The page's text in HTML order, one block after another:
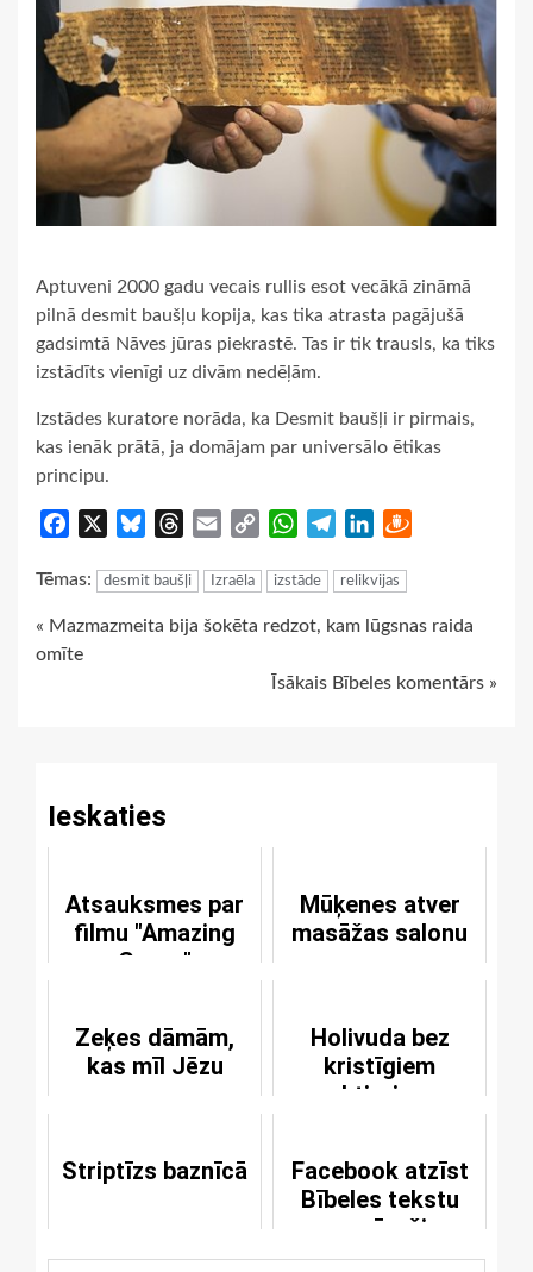
Aptuveni 2000 gadu vecais rullis esot vecākā zināmā
pilnā desmit baušļu kopija, kas tika atrasta pagājušā
gadsimtā Nāves jūras piekrastē. Tas ir tik trausls, ka tiks
izstādīts vienīgi uz divām nedēļām.
Izstādes kuratore norāda, ka Desmit baušļi ir pirmais,
kas ienāk prātā, ja domājam par universālo ētikas
principu.
Facebook BlueskyThreads
Email
Copy
WhatsApp
TelegramLinkedIn
Tēmas: desmit baušļi Izraēla izstāde relikvijas
Continue
« Mazmazmeita bija šokēta redzot, kam lūgsnas raida
omīte
Īsākais Bībeles komentārs »
Ieskaties
Atsauksmes par
filmu "Amazing
Grace"
Mūķenes atver
masāžas salonu
Zeķes dāmām,
kas mīl Jēzu
Holivuda bez
kristīgiem
aktieriem
Striptīzs baznīcā
Facebook atzīst
Bībeles tekstu
par īpaši
nepatīkamu